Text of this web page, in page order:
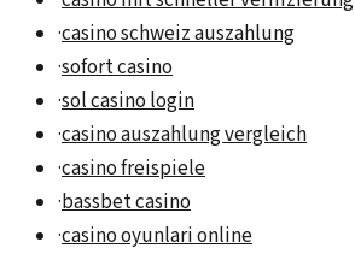
·casino schweiz auszahlung
·sofort casino
·sol casino login
·casino auszahlung vergleich
·casino freispiele
·bassbet casino
·casino oyunlari online